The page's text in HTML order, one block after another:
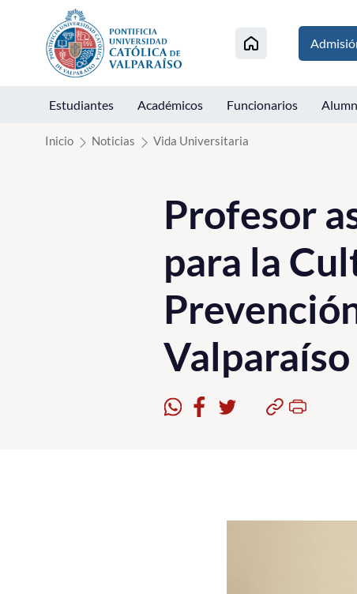
Click acá para ir directamente al contenido
Estudiantes Académicos Funcionarios
Inicio Noticias Vida Universitaria
Profesor
para la
Valparaíso